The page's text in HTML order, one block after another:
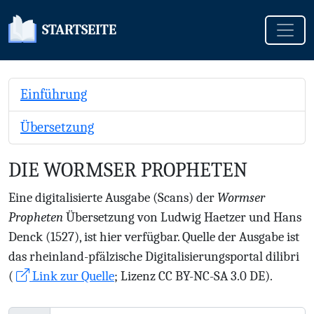
STARTSEITE
Einführung
Übersetzung
DIE WORMSER PROPHETEN
Eine digitalisierte Ausgabe (Scans) der Wormser
ProphetenÜbersetzung von Ludwig Haetzer und Hans
Denck (1527), ist hier verfügbar. Quelle der Ausgabe ist
das rheinland-pfälzische Digitalisierungsportal dilibri
(
Link zur Quelle; Lizenz CC BY-NC-SA 3.0 DE).